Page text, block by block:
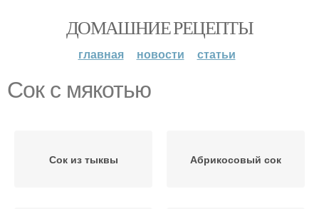
ДОМАШНИЕ РЕЦЕПТЫ
главная новости статьи
Сок с мякотью
Сок из тыквы Абрикосовый сок